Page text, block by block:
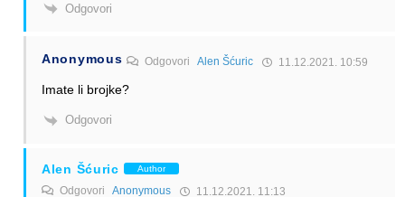
Odgovori
Anonymous OdgovoriAlen Šćuric 11.12.2021. 10:59
Imate li brojke?
Odgovori
Alen Šćuric Author
Odgovori Anonymous 11.12.2021. 11:13